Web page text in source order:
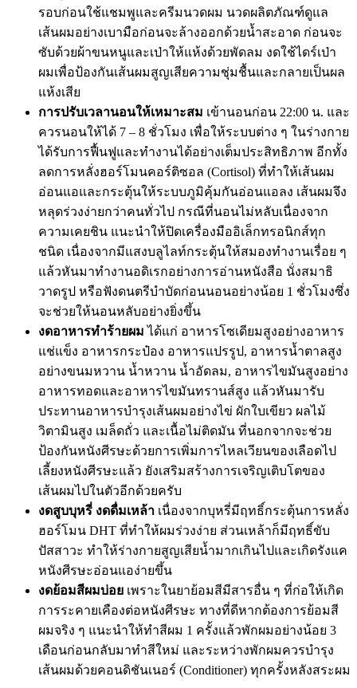
รอบก่อนใช้แชมพูและครีมนวดผม นวดผลิตภัณฑ์ดูแล
เส้นผมอย่างเบามือก่อนจะล้างออกด้วยน้ำสะอาด ก่อนจะ
ซับด้วยผ้าขนหนูและเป่าให้แห้งด้วยพัดลม งดใช้ไดร์เป่า
ผมเพื่อป้องกันเส้นผมสูญเสียความชุ่มชื้นและกลายเป็นผล
แห้งเสีย
การปรับเวลานอนให้เหมาะสม เข้านอนก่อน 22:00 น. และ
ควรนอนให้ได้ 7 – 8 ชั่วโมง เพื่อให้ระบบต่าง ๆ ในร่างกาย
ได้รับการฟื้นฟูและทำงานได้อย่างเต็มประสิทธิภาพ อีกทั้ง
ลดการหลั่งฮอร์โมนคอร์ติซอล (Cortisol) ที่ทำให้เส้นผม
อ่อนแอและกระตุ้นให้ระบบภูมิคุ้มกันอ่อนแอลง เส้นผมจึง
หลุดร่วงง่ายกว่าคนทั่วไป กรณีที่นอนไม่หลับเนื่องจาก
ความเคยชิน แนะนำให้ปิดเครื่องมืออิเล็กทรอนิกส์ทุก
ชนิด เนื่องจากมีแสงบลูไลท์กระตุ้นให้สมองทำงานเรื่อย ๆ
แล้วหันมาทำงานอดิเรกอย่างการอ่านหนังสือ นั่งสมาธิ
วาดรูป หรือฟังดนตรีบำบัดก่อนนอนอย่างน้อย 1 ชั่วโมงซึ่ง
จะช่วยให้นอนหลับอย่างยิ่งขึ้น
งดอาหารทำร้ายผม ได้แก่ อาหารโซเดียมสูงอย่างอาหาร
แช่แข็ง อาหารกระป๋อง อาหารแปรรูป, อาหารน้ำตาลสูง
อย่างขนมหวาน น้ำหวาน น้ำอัดลม, อาหารไขมันสูงอย่าง
อาหารทอดและอาหารไขมันทรานส์สูง แล้วหันมารับ
ประทานอาหารบำรุงเส้นผมอย่างไข่ ผักใบเขียว ผลไม้
วิตามินสูง เมล็ดถั่ว และเนื้อไม่ติดมัน ที่นอกจากจะช่วย
ป้องกันหนังศีรษะด้วยการเพิ่มการไหลเวียนของเลือดไป
เลี้ยงหนังศีรษะแล้ว ยังเสริมสร้างการเจริญเติบโตของ
เส้นผมไปในตัวอีกด้วยครับ
งดสูบบุหรี่ งดดื่มเหล้า เนื่องจากบุหรี่มีฤทธิ์กระตุ้นการหลั่ง
ฮอร์โมน DHT ที่ทำให้ผมร่วงง่าย ส่วนเหล้าก็มีฤทธิ์ขับ
ปัสสาวะ ทำให้ร่างกายสูญเสียน้ำมากเกินไปและเกิดรังแค
หนังศีรษะอ่อนแอง่ายขึ้น
งดย้อมสีผมบ่อย เพราะในยาย้อมสีมีสารอื่น ๆ ที่ก่อให้เกิด
การระคายเคืองต่อหนังศีรษะ ทางที่ดีหากต้องการย้อมสี
ผมจริง ๆ แนะนำให้ทำสีผม 1 ครั้งแล้วพักผมอย่างน้อย 3
เดือนก่อนกลับมาทำสีใหม่ และระหว่างพักผมควรบำรุง
เส้นผมด้วยคอนดิชันเนอร์ (Conditioner) ทุกครั้งหลังสระผม